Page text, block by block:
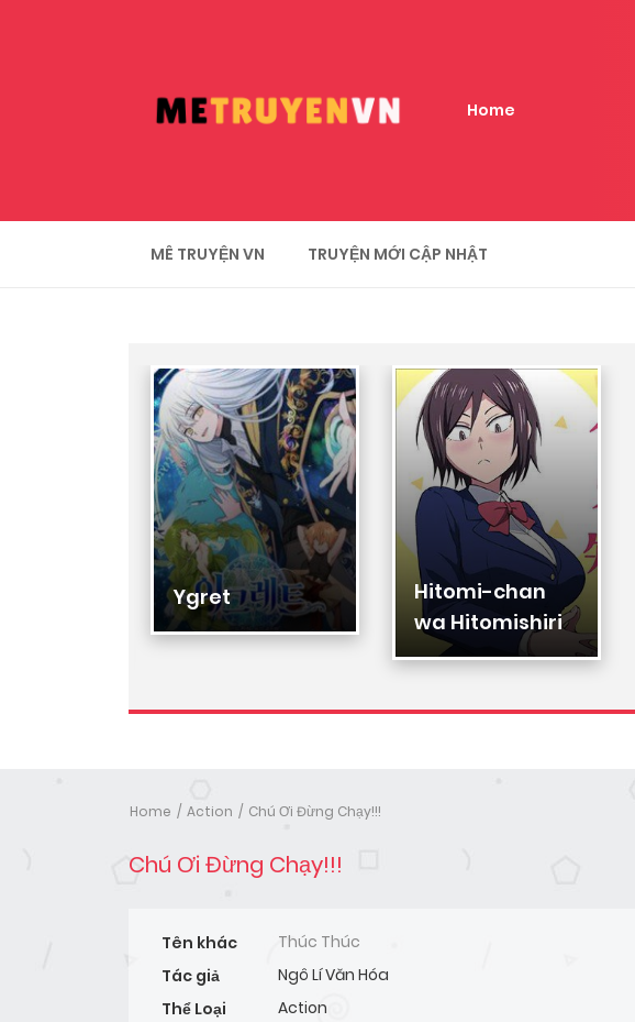
Home
MÊ TRUYỆN VN TRUYỆN MỚI CẬP NHẬT
Ygret
Hitomi-chan
wa Hitomishiri
Home Action Chú Ơi Đừng Chạy!!!
Chú Ơi Đừng Chạy!!!
Tên khác
Thúc Thúc
Tác giả
Ngô Lí Văn Hóa
Thể Loại
Action